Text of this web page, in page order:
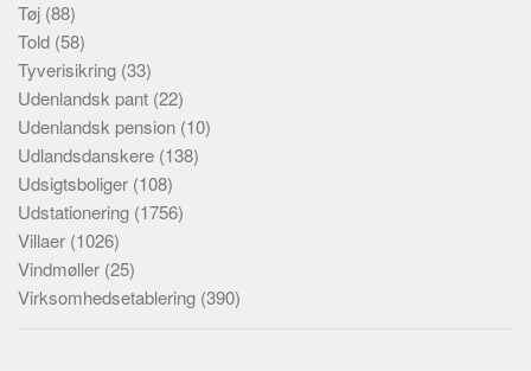
Tøj (88)
Told (58)
Tyverisikring (33)
Udenlandsk pant (22)
Udenlandsk pension (10)
Udlandsdanskere (138)
Udsigtsboliger (108)
Udstationering (1756)
Villaer (1026)
Vindmøller (25)
Virksomhedsetablering (390)